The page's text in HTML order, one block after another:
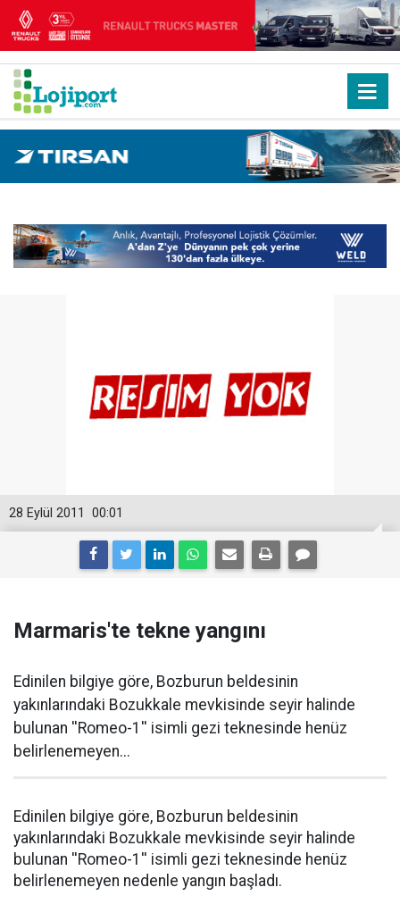
00:01
28 Eylül 2011
Marmaris'te tekne yangını
Edinilen bilgiye göre, Bozburun beldesinin
yakınlarındaki Bozukkale mevkisinde seyir halinde
bulunan ''Romeo-1'' isimli gezi teknesinde henüz
belirlenemeyen...
Edinilen bilgiye göre, Bozburun beldesinin
yakınlarındaki Bozukkale mevkisinde seyir halinde
bulunan ''Romeo-1'' isimli gezi teknesinde henüz
belirlenemeyen nedenle yangın başladı.